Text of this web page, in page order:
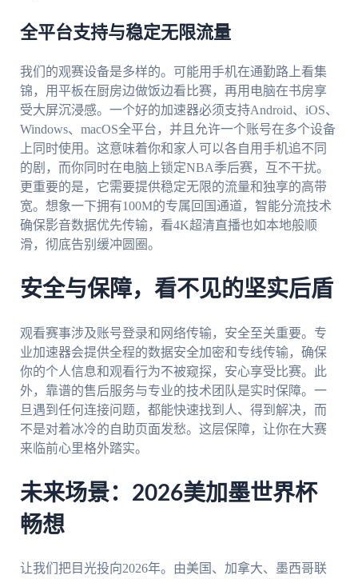
全平台支持与稳定无限流量
我们的观赛设备是多样的。可能用手机在通勤路上看集
锦，用平板在厨房边做饭边看比赛，再用电脑在书房享
受大屏沉浸感。一个好的加速器必须支持Android、iOS、
Windows、macOS全平台，并且允许一个账号在多个设备
上同时使用。这意味着你和家人可以各自用手机追不同
的剧，而你同时在电脑上锁定NBA季后赛，互不干扰。
更重要的是，它需要提供稳定无限的流量和独享的高带
宽。想象一下拥有100M的专属回国通道，智能分流技术
确保影音数据优先传输，看4K超清直播也如本地般顺
滑，彻底告别缓冲圆圈。
安全与保障，看不见的坚实后盾
观看赛事涉及账号登录和网络传输，安全至关重要。专
业加速器会提供全程的数据安全加密和专线传输，确保
你的个人信息和观看行为不被窥探，安心享受比赛。此
外，靠谱的售后服务与专业的技术团队是实时保障。一
旦遇到任何连接问题，都能快速找到人、得到解决，而
不是对着冰冷的自助页面发愁。这层保障，让你在大赛
来临前心里格外踏实。
未来场景：2026美加墨世界杯
畅想
让我们把目光投向2026年。由美国、加拿大、墨西哥联